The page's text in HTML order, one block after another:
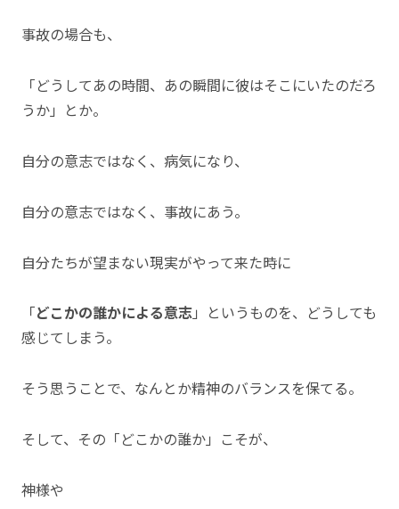
事故の場合も、
「どうしてあの時間、あの瞬間に彼はそこにいたのだろ
うか」とか。
自分の意志ではなく、病気になり、
自分の意志ではなく、事故にあう。
自分たちが望まない現実がやって来た時に
「どこかの誰かによる意志」というものを、どうしても
感じてしまう。
そう思うことで、なんとか精神のバランスを保てる。
そして、その「どこかの誰か」こそが、
神様や